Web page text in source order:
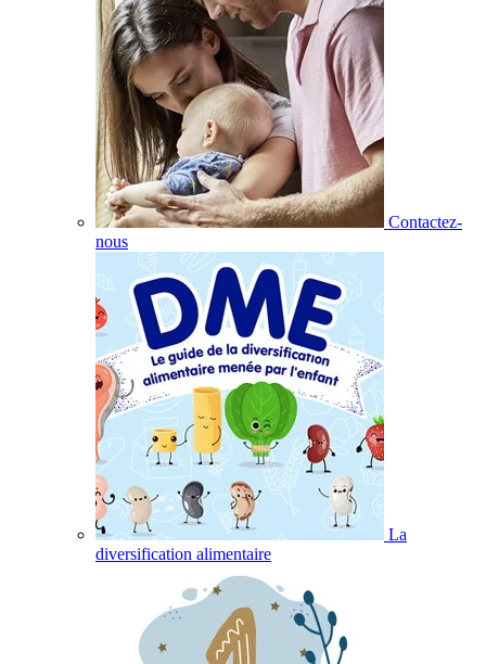
Contactez-
nous
La
diversification alimentaire